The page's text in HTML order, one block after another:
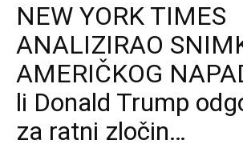
NEW YORK TIMES
ANALIZIRAO
AMERIČKOG
li Donald Trump
za ratni zločin…